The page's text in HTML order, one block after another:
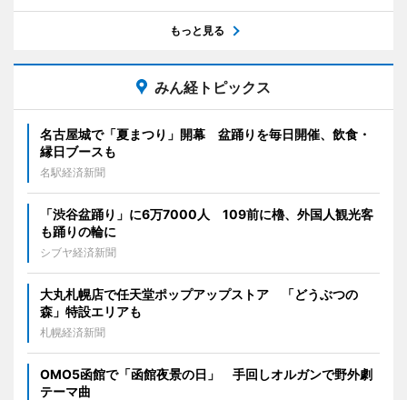
もっと見る
みん経トピックス
名古屋城で「夏まつり」開幕 盆踊りを毎日開催、飲食・
縁日ブースも
名駅経済新聞
「渋谷盆踊り」に6万7000人 109前に櫓、外国人観光客
も踊りの輪に
シブヤ経済新聞
大丸札幌店で任天堂ポップアップストア 「どうぶつの
森」特設エリアも
札幌経済新聞
OMO5函館で「函館夜景の日」 手回しオルガンで野外劇
テーマ曲